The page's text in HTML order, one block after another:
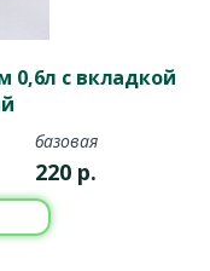
0,6л с вкладкой
базовая
220 р.